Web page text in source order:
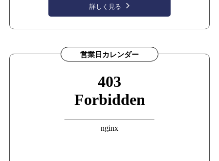
詳しく見る
営業日カレンダー